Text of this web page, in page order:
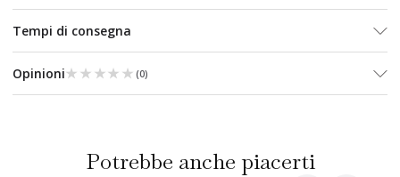
Tempi di consegna
Opinioni★★★★★
★★★★★ (0)
Potrebbe anche piacerti